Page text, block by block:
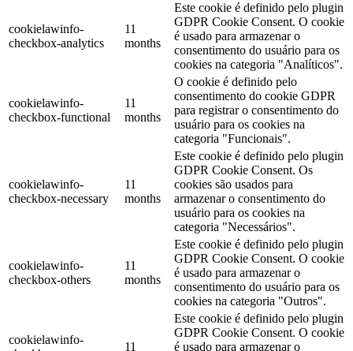
cookielawinfo-
checkbox-analytics
11
months
Este cookie é definido pelo plugin
GDPR Cookie Consent. O cookie
é usado para armazenar o
consentimento do usuário para os
cookies na categoria "Analíticos".
cookielawinfo-
checkbox-functional
11
months
O cookie é definido pelo
consentimento do cookie GDPR
para registrar o consentimento do
usuário para os cookies na
categoria "Funcionais".
cookielawinfo-
checkbox-necessary
11
months
Este cookie é definido pelo plugin
GDPR Cookie Consent. Os
cookies são usados ​​para
armazenar o consentimento do
usuário para os cookies na
categoria "Necessários".
cookielawinfo-
checkbox-others
11
months
Este cookie é definido pelo plugin
GDPR Cookie Consent. O cookie
é usado para armazenar o
consentimento do usuário para os
cookies na categoria "Outros".
cookielawinfo-
11
Este cookie é definido pelo plugin
GDPR Cookie Consent. O cookie
é usado para armazenar o